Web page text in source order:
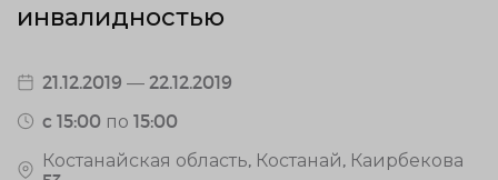
инвалидностью
21.12.2019 — 22.12.2019
c 15:00 по 15:00
Костанайская область, Костанай, Каирбекова